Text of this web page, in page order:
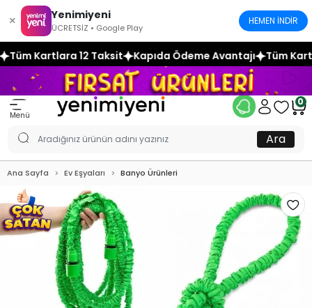
× Yenimiyeni
ÜCRETSİZ • Google Play
HEMEN İNDİR
Kapıda Ödeme Avantajı Tüm Kartlara 12 Taksit
Menü
0
Ara
Ana Sayfa Ev Eşyaları Banyo Ürünleri